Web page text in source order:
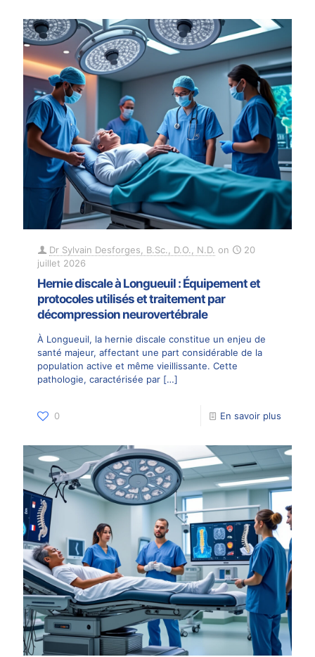
Dr Sylvain Desforges, B.Sc., D.O., N.D. on
20
juillet 2026
Hernie discale à Longueuil : Équipement et
protocoles utilisés et traitement par
décompression neurovertébrale
À Longueuil, la hernie discale constitue un enjeu de
santé majeur, affectant une part considérable de la
population active et même vieillissante. Cette
pathologie, caractérisée par […]
0 En savoir plus